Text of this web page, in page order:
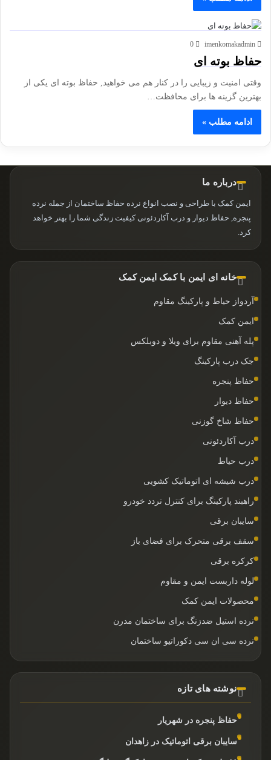
imenkomakadmin
0
حفاظ بوته ای
وقتی امنیت و زیبایی را در کنار هم می خواهید, حفاظ بوته ای یکی از
بهترین گزینه ها برای محافظت…
ادامه مطلب »
درباره ما
ایمن کمک با طراحی و نصب انواع نرده حفاظ ساختمان از جمله نرده
پنجره, حفاظ دیوار و درب آکاردئونی کیفیت زندگی شما را بهتر خواهد
کرد.
خانه ای ایمن با کمک ایمن کمک
آردواز حیاط و پارکینگ مقاوم
ایمن کمک
پله آهنی مقاوم برای ویلا و دوبلکس
جک درب پارکینگ
حفاظ پنجره
حفاظ دیوار
حفاظ شاخ گوزنی
درب آکاردئونی
درب حیاط
درب شیشه ای اتوماتیک کشویی
راهبند پارکینگ برای کنترل تردد خودرو
سایبان برقی
سقف برقی متحرک برای فضای باز
کرکره برقی
لوله داربست ایمن و مقاوم
محصولات ایمن کمک
نرده استیل ضدزنگ برای ساختمان مدرن
نرده سی ان سی دکوراتیو ساختمان
نوشته های تازه
حفاظ پنجره در شهریار
سایبان برقی اتوماتیک در زاهدان